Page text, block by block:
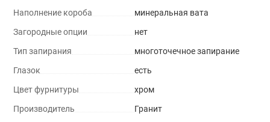
Наполнение короба
минеральная вата
Загородные опции
нет
Тип запирания
многоточечное запирание
Глазок
есть
Цвет фурнитуры
хром
Производитель
Гранит